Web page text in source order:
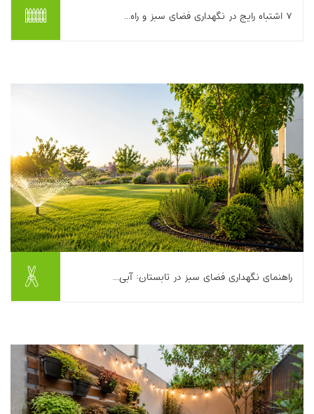
اگر فضای سبزتان بعد از مدتی شادابی روز اول را از دست می‌دهد،
بیشتر بخوانیم ...
۷ اشتباه رایج در نگهداری فضای سبز و راه‌...
تابستان برای بسیاری از مدیران محوطه، باغبان‌ها و حتی صاحبان خانه
بیشتر بخوانیم ...
راهنمای نگهداری فضای سبز در تابستان: آبی...